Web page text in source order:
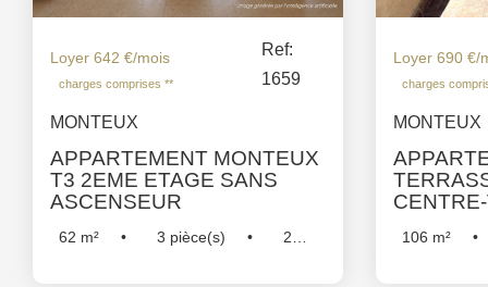
Loyer 642 €/mois
charges comprises **
Ref:
1659
MONTEUX
APPARTEMENT MONTEUX
T3 2EME ETAGE SANS
ASCENSEUR
62 m² 3 pièce(s)
2
Loyer 690 €/
charges
MONTEUX
106 m²